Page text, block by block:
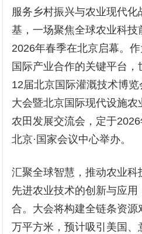
服务乡村振兴与农业现代
基，一场聚焦全球农业科
2026年春季在北京启幕。
国际产业合作的关键平台
12届北京国际灌溉技术博
大会暨北京国际现代设施
农田发展交流会，定于
北京·国家会议中心举办。
汇聚全球智慧，推动农业科
先进农业技术的创新与应用
合。大会将构建全链条资
万平方米，预计吸引美国